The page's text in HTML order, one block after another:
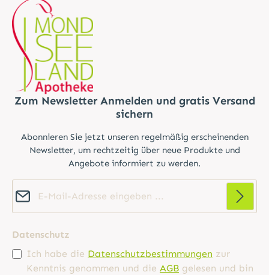
Zum Newsletter Anmelden und gratis Versand
sichern
Abonnieren Sie jetzt unseren regelmäßig erscheinenden
Newsletter, um rechtzeitig über neue Produkte und
Angebote informiert zu werden.
Datenschutz
Ich habe die Datenschutzbestimmungen zur
Kenntnis genommen und die AGB gelesen und bin